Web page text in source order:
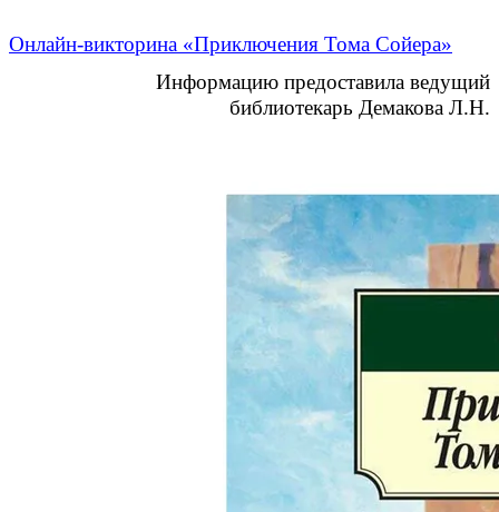
Онлайн-викторина «Приключения Тома Сойера»
Информацию предоставила ведущий
библиотекарь Демакова Л.Н.